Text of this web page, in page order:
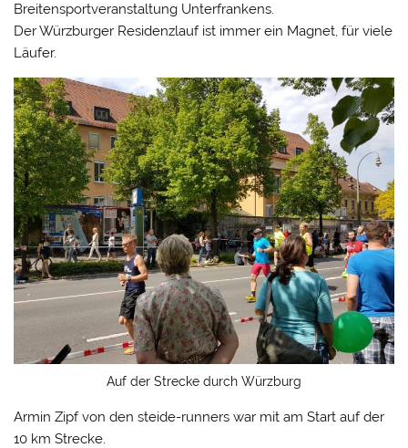
Breitensportveranstaltung Unterfrankens.
Der Würzburger Residenzlauf ist immer ein Magnet, für viele
Läufer.
Auf der Strecke durch Würzburg
Armin Zipf von den steide-runners war mit am Start auf der
10 km Strecke.